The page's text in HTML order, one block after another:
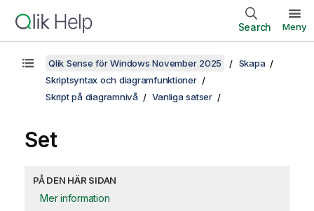
Search Meny
Qlik Sense för Windows November 2025
Skapa
Skriptsyntax och diagramfunktioner
Skript på diagramnivå
Vanliga satser
Set
PÅ DEN HÄR SIDAN
Mer information